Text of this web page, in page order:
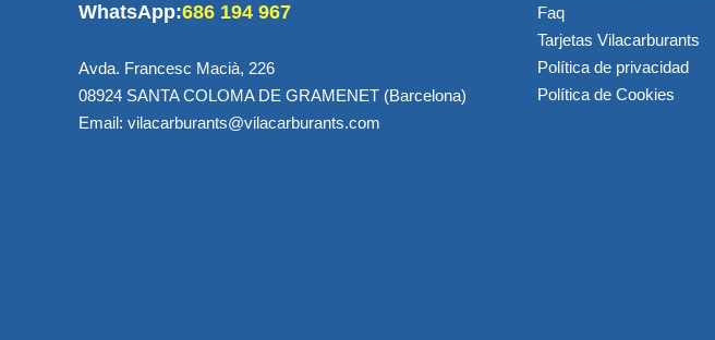
WhatsApp:686 194 967
Avda. Francesc Macià, 226
08924 SANTA COLOMA DE GRAMENET (Barcelona)
Email: vilacarburants@vilacarburants.com
Faq
Tarjetas Vilacarburants
Política de privacidad
Política de Cookies